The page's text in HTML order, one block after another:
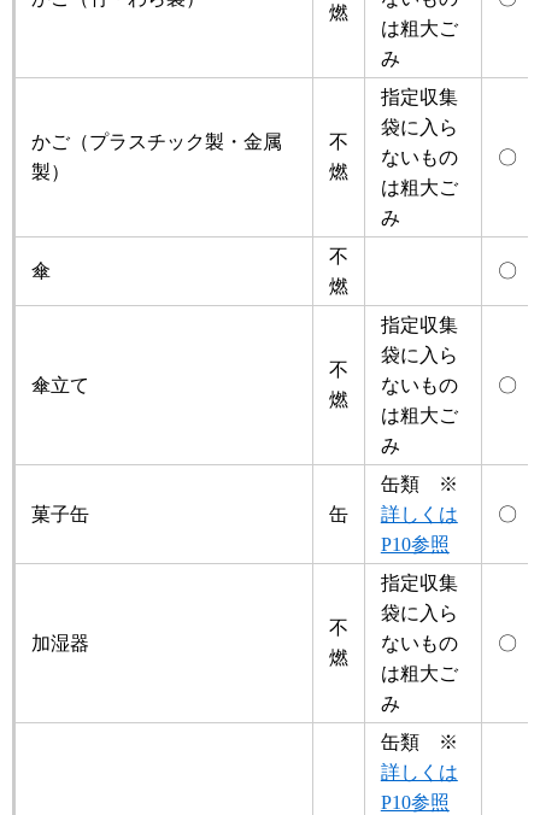
燃
は粗大ご
み
かご（プラスチック製・金属
製）
不
燃
指定収集
袋に入ら
ないもの
は粗大ご
み
〇
傘
不
燃
〇
傘立て
不
燃
指定収集
袋に入ら
ないもの
は粗大ご
み
〇
菓子缶 缶
缶類 ※
詳しくは
P10参照
〇
加湿器
不
燃
指定収集
袋に入ら
ないもの
は粗大ご
み
〇
缶類 ※
詳しくは
P10参照